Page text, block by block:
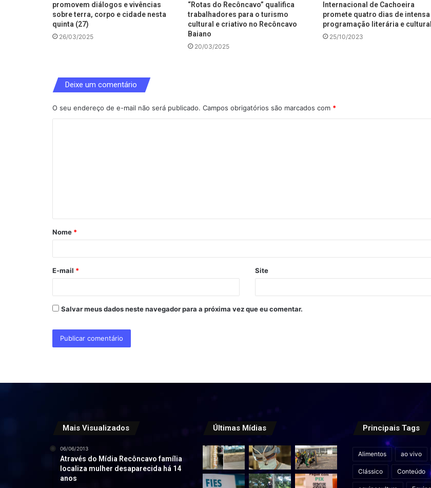
promovem diálogos e vivências
sobre terra, corpo e cidade nesta
quinta (27)
26/03/2025
“Rotas do Recôncavo” qualifica
trabalhadores para o turismo
cultural e criativo no Recôncavo
Baiano
20/03/2025
Internacional de Cachoeira
promete quatro dias de intensa
programação literária e cultural
25/10/2023
Deixe um comentário
O seu endereço de e-mail não será publicado. Campos obrigatórios são marcados com *
á
r
*
Nome *
E-mail * Site
Salvar meus dados neste navegador para a próxima vez que eu comentar.
Mais Visualizados
06/06/2013
Através do Mídia Recôncavo família
localiza mulher desaparecida há 14
anos
Últimas Mídias Principais Tags
Alimentos ao vivo
Clássico Conteúdo